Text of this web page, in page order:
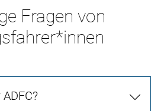
Fragen von